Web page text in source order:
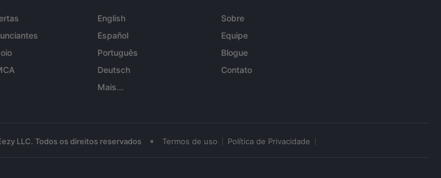
English
Español
Português
Deutsch
Mais...
Sobre
Equipe
Blogue
Contato
LLC. Todos os direitos reservados • Termos de uso Política de Privacidade